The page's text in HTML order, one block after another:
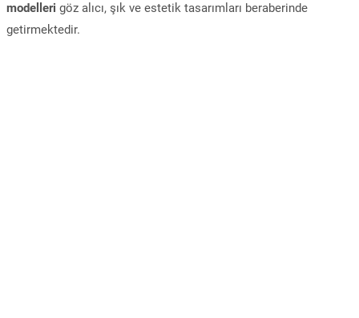
modelleri göz alıcı, şık ve estetik tasarımları beraberinde
getirmektedir.